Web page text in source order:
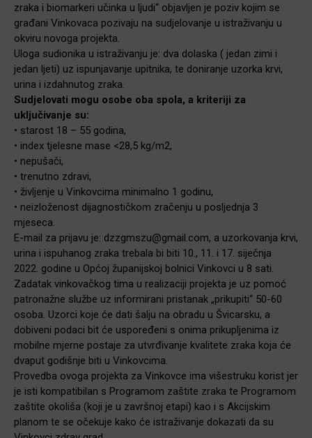
zraka i biomarkeri učinka u ljudi“ objavljen je poziv kojim se
građani Vinkovaca pozivaju na sudjelovanje u istraživanju u
okviru novoga projekta.
Uloga sudionika u istraživanju je: dva dolaska ( jedan zimi i
jedan ljeti) uz ispunjavanje upitnika, te doniranje uzorka krvi,
urina i izdahnutog zraka.
Sudjelovati mogu osobe oba spola, a kriteriji za
uključivanje su:
• starost 18 – 55 godina,
• index tjelesne mase <28,5 kg/m2,
• nepušači,
• trenutno zdravi,
• življenje u Vinkovcima minimalno 1 godinu,
• neizloženost dijagnostičkom zračenju u posljednja 3
mjeseca.
E-mail za prijavu je: dzzgmszu@gmail.com, a uzorkovanja krvi,
urina i ispuhanog zraka trebala bi biti 10., 11. i 17. siječnja
2022. godine u Općoj županijskoj bolnici Vinkovci u 8 sati.
Zadatak vinkovačkog tima u realizaciji projekta je uz pomoć
patronažne službe uz informirani pristanak „prikupiti“ 50-60
osoba. Uzorci koje će dati šalju na obradu u Švicarsku, a
dobiveni podaci bit će uspoređeni s onima prikupljenima iz
mobilne mjerne postaje za utvrđivanje kvalitete zraka koja će
dvaput godišnje biti u Vinkovcima.
Provedba ovoga projekta za Vinkovce ima višestruku korist jer
je isti kompatibilan s Programom zaštite zraka te Programom
zaštite okoliša (koji je u završnoj etapi) kao i s Akcijskim
planom te se očekuje kako će istraživanje dokazati da su